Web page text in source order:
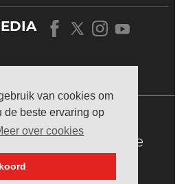
van cookies om
de beste ervaring op
over cookies